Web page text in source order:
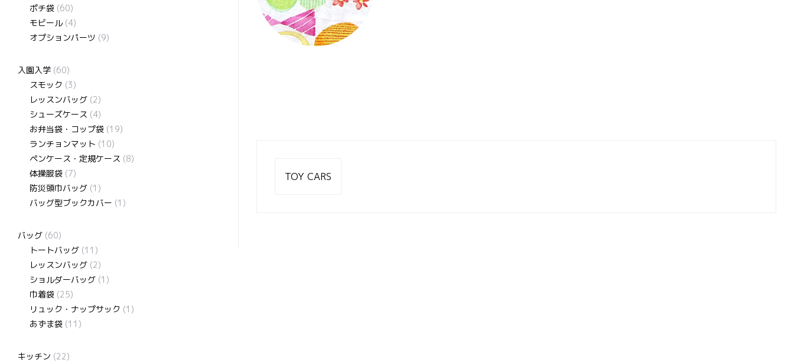
TOY CARS
ポチ袋 (60)
モビール (4)
オプションパーツ (9)
入園入学 (60)
スモック (3)
レッスンバッグ (2)
シューズケース (4)
お弁当袋・コップ袋 (19)
ランチョンマット (10)
ペンケース・定規ケース (8)
体操服袋 (7)
防災頭巾バッグ (1)
バッグ型ブックカバー (1)
バッグ (60)
トートバッグ (11)
レッスンバッグ (2)
ショルダーバッグ (1)
巾着袋 (25)
リュック・ナップサック (1)
あずま袋 (11)
キッチン (22)